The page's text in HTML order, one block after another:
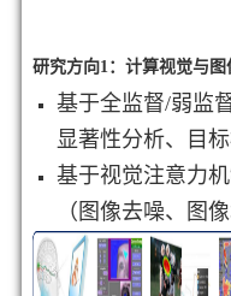
研究方向1：计算视觉与
基于全监督/弱监
显著性分析、目
基于视觉注意力
（图像去噪、图